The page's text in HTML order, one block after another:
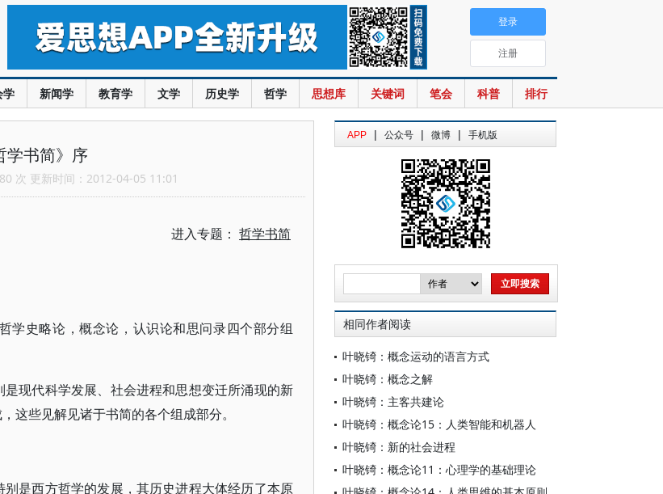
学 新闻学 教育学 文学 历史学 哲学 思想库 关键词 笔会 科普 排行
登录
注册
学书简》序
次 更新时间：2012-04-05 11:01
进入专题： 哲学书简
学史略论，概念论，认识论和思问录四个部分组
现代科学发展、社会进程和思想变迁所涌现的新
这些见解见诸于书简的各个组成部分。
是西方哲学的发展，其历史进程大体经历了本原
APP | 公众号 | 微博 | 手机版
相同作者阅读
叶晓锜：概念运动的语言方式
叶晓锜：概念之解
叶晓锜：主客共建论
叶晓锜：概念论15：人类智能和机器人
叶晓锜：新的社会进程
叶晓锜：概念论11：心理学的基础理论